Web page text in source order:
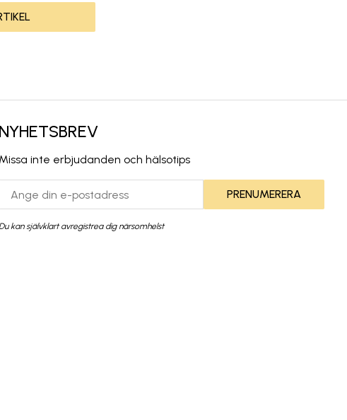
NYHETSBREV
Missa inte erbjudanden och hälsotips
PRENUMERERA
kan självklart avregistrea dig närsomhelst